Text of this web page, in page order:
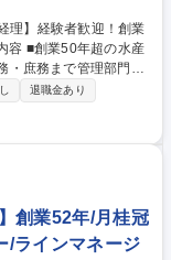
・庶務まで管理部門業
早い段階から様々な業
、庶務業務 ■ファイ
※組織メンバーでお互
募集職種
工卸売会社/車通勤可/
退職金あり
創業52年/月桂冠
/ラインマネージ